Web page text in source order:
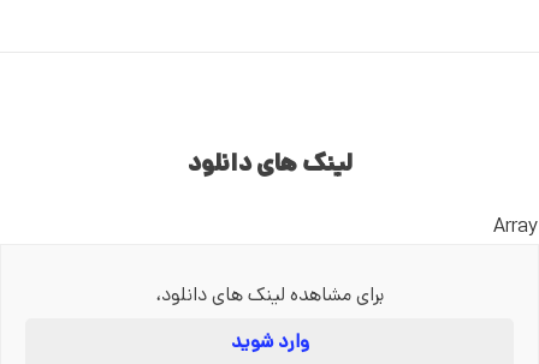
لینک های دانلود
Array
برای مشاهده لینک های دانلود،
وارد شوید